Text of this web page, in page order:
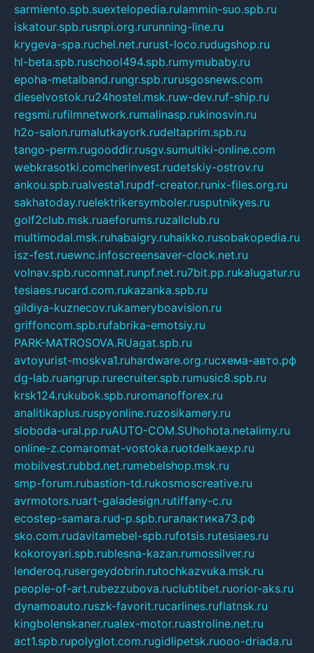
sarmiento.spb.suextelopedia.rulammin-suo.spb.ru
iskatour.spb.rusnpi.org.rurunning-line.ru
krygeva-spa.ruchel.net.rurust-loco.rudugshop.ru
hl-beta.spb.ruschool494.spb.rumymubaby.ru
epoha-metalband.rungr.spb.rurusgosnews.com
dieselvostok.ru24hostel.msk.ruw-dev.ruf-ship.ru
regsmi.rufilmnetwork.rumalinasp.rukinosvin.ru
h2o-salon.rumalutkayork.rudeltaprim.spb.ru
tango-perm.rugooddir.rusgv.sumultiki-online.com
webkrasotki.comcherinvest.rudetskiy-ostrov.ru
ankou.spb.rualvesta1.rupdf-creator.runix-files.org.ru
sakhatoday.ruelektrikersymboler.rusputnikyes.ru
golf2club.msk.ruaeforums.ruzallclub.ru
multimodal.msk.ruhabaigry.ruhaikko.rusobakopedia.ru
isz-fest.ruewnc.infoscreensaver-clock.net.ru
volnav.spb.rucomnat.runpf.net.ru7bit.pp.rukalugatur.ru
tesiaes.rucard.com.rukazanka.spb.ru
gildiya-kuznecov.rukameryboavision.ru
griffoncom.spb.rufabrika-emotsiy.ru
PARK-MATROSOVA.RUagat.spb.ru
avtoyurist-moskva1.ruhardware.org.ruсхема-авто.рф
dg-lab.ruangrup.rurecruiter.spb.rumusic8.spb.ru
krsk124.rukubok.spb.ruromanofforex.ru
analitikaplus.ruspyonline.ruzosikamery.ru
sloboda-ural.pp.ruAUTO-COM.SUhohota.netalimy.ru
online-z.comaromat-vostoka.ruotdelkaexp.ru
mobilvest.rubbd.net.rumebelshop.msk.ru
smp-forum.rubastion-td.rukosmoscreative.ru
avrmotors.ruart-galadesign.rutiffany-c.ru
ecostep-samara.rud-p.spb.ruгалактика73.рф
sko.com.rudavitamebel-spb.rufotsis.rutesiaes.ru
kokoroyari.spb.rublesna-kazan.rumossilver.ru
lenderoq.rusergeydobrin.rutochkazvuka.msk.ru
people-of-art.rubezzubova.ruclubtibet.ruorior-aks.ru
dynamoauto.ruszk-favorit.rucarlines.ruflatnsk.ru
kingbolenskaner.rualex-motor.ruastroline.net.ru
act1.spb.rupolyglot.com.rugidlipetsk.ruooo-driada.ru